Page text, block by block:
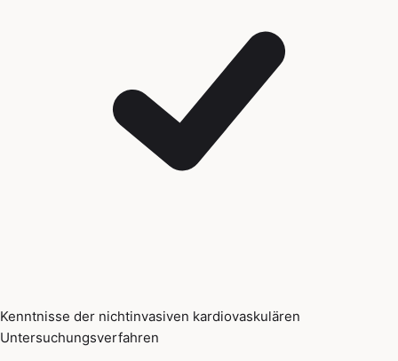
Kenntnisse der nichtinvasiven kardiovaskulären
Untersuchungsverfahren